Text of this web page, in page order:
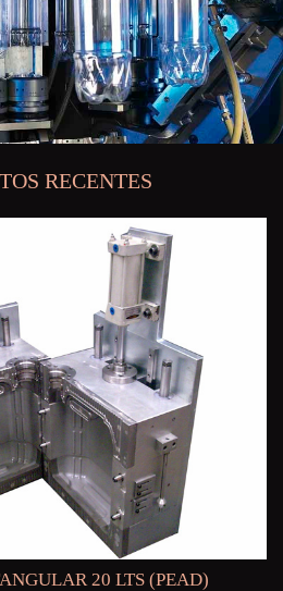
RECENTES
20 LTS (PEAD)